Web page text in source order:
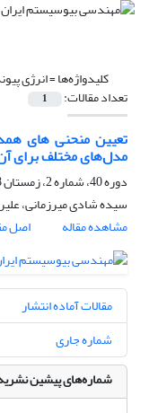
کلیدواژه‌ها =انرژی
تعداد مقالات: 1
تعیین منحنی های
مدل‌های مختلف برای
دوره 40، شماره 2، زمستان 1388
سیده شادی میرزمانی،
مشاهده مقاله
اصل
مقالات آماده انتشار
شماره جاری
شماره‌های پیشین